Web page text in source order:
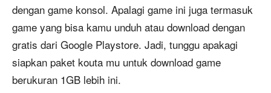
dengan game konsol. Apalagi game ini juga termasuk
game yang bisa kamu unduh atau download dengan
gratis dari Google Playstore. Jadi, tunggu apakagi
siapkan paket kouta mu untuk download game
berukuran 1GB lebih ini.